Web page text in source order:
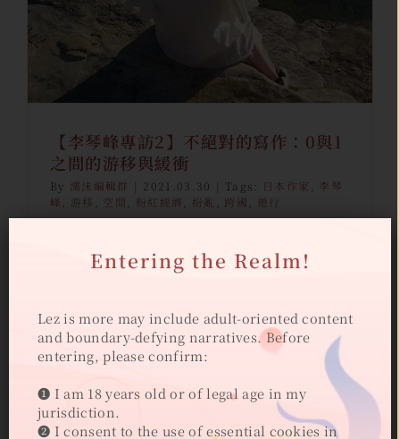
【李琴峰專訪2】不絕對的寫作：0與1
之間的游移與緩衝
By 濡沫編輯群 2021.03.30 Tags: 日本作家
李琴
峰
游移 空間 粉紅經濟 紛亂 跨國 遊行
各形各色的人同時存於一空間，造就了空間
能讓各種歧異性存在。
閱讀更多
Entering the Realm!
Lez is more may include adult-oriented content
and boundary-defying narratives. Before
entering, please confirm:
❶ I am 18 years old or of legal age in my
jurisdiction.
❷ I consent to the use of essential cookies in